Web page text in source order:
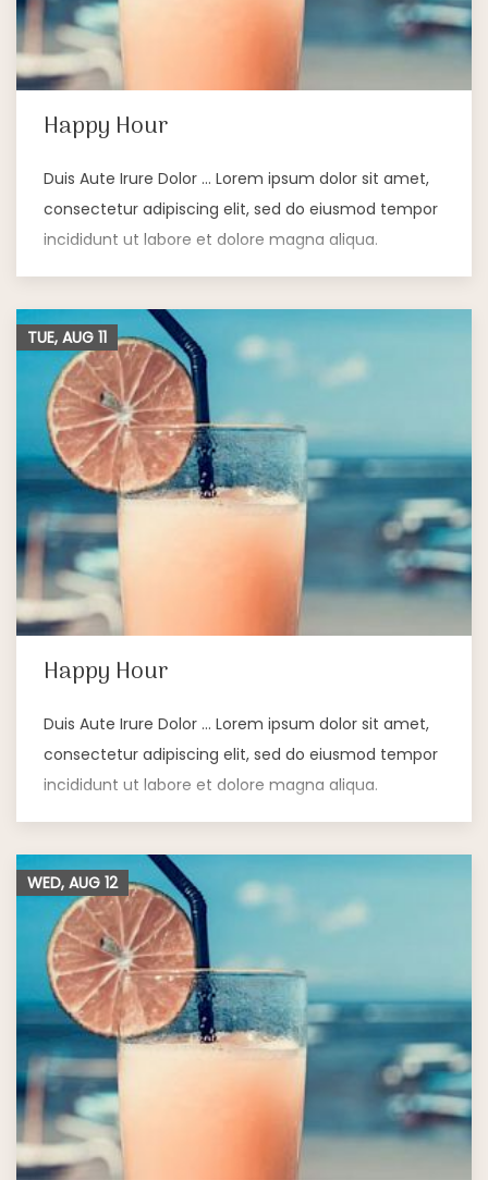
Happy Hour
Duis Aute Irure Dolor … Lorem ipsum dolor sit amet,
consectetur adipiscing elit, sed do eiusmod tempor
incididunt ut labore et dolore magna aliqua.
Happy Hour
Duis Aute Irure Dolor … Lorem ipsum dolor sit amet,
consectetur adipiscing elit, sed do eiusmod tempor
incididunt ut labore et dolore magna aliqua.
TUE, AUG 11
WED, AUG 12